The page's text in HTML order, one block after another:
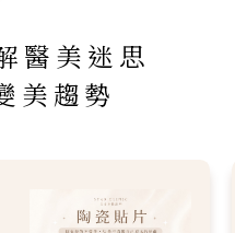
醫美迷思
美趨勢